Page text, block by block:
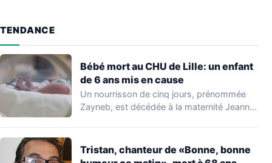
TENDANCE
Bébé mort au CHU de Lille: un enfant
de 6 ans mis en cause
Un nourrisson de cinq jours, prénommée
Zayneb, est décédée à la maternité Jeanne
Tristan, chanteur de «Bonne, bonne